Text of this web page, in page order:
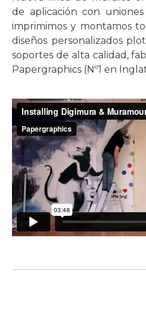
de aplicación con uniones
imprimimos y montamos
diseños personalizados
soportes de alta calidad,
Papergraphics (Nº1 en